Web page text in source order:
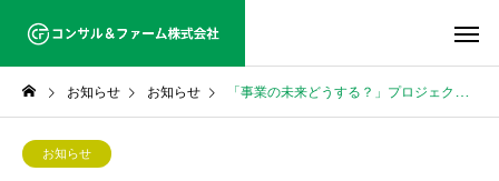
お知らせ お知らせ 「事業の未来どうする？」プロジェクト リアル交流会にて集まった古着を寄付しました
お知らせ